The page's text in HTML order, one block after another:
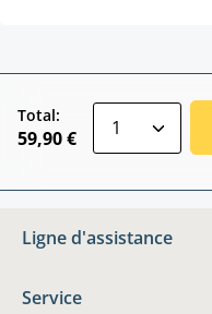
Total:
59,90 €
Ligne d'assistance
Service